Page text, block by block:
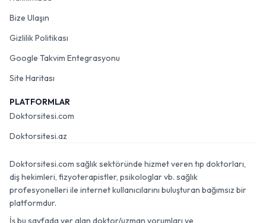
Bize Ulaşın
Gizlilik Politikası
Google Takvim Entegrasyonu
Site Haritası
PLATFORMLAR
Doktorsitesi.com
Doktorsitesi.az
Doktorsitesi.com sağlık sektöründe hizmet veren tıp doktorları,
diş hekimleri, fizyoterapistler, psikologlar vb. sağlık
profesyonelleri ile internet kullanıcılarını buluşturan bağımsız bir
platformdur.
İş bu sayfada yer alan doktor/uzman yorumları ve